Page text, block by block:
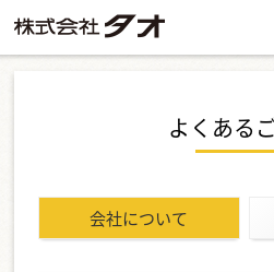
よくある
会社について